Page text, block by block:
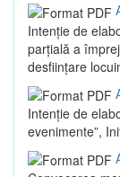
Intenție de
parțială a
desființare
Intenție de
evenimente”,